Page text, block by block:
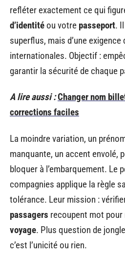
refléter exactement ce qui
d’identité ou votre passeport.
superflus, mais d’une
internationales. Objectif :
garantir la sécurité de chaque
A lire aussi :Changer nom
corrections faciles
La moindre variation, un
manquante, un accent envolé,
bloquer à l’embarquement. Le
compagnies applique la règle
tolérance. Leur mission :
passagers recoupent mot pour
voyage. Plus question de
c’est l’unicité ou rien.